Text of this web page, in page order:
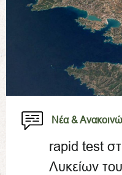
Νέα &
rapid test
Λυκείων